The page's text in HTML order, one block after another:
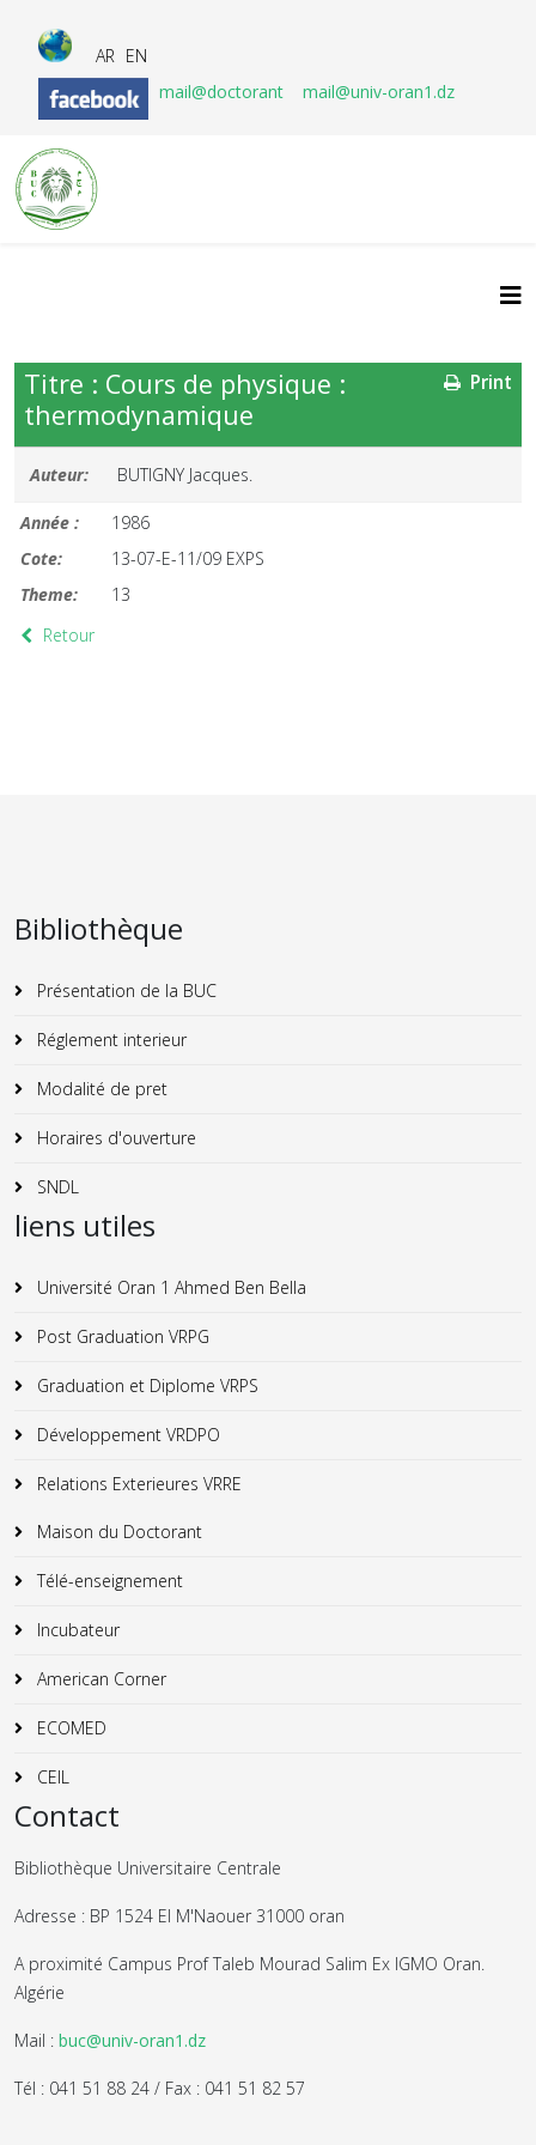
AR EN
mail@doctorant
mail@univ-oran1.dz
Print
Titre : Cours de physique :
thermodynamique
Auteur: BUTIGNY Jacques.
Année :
1986
Cote:
13-07-E-11/09 EXPS
Theme:
13
Retour
Bibliothèque
Présentation de la BUC
Réglement interieur
Modalité de pret
Horaires d'ouverture
SNDL
liens utiles
Université Oran 1 Ahmed Ben Bella
Post Graduation VRPG
Graduation et Diplome VRPS
Développement VRDPO
Relations Exterieures VRRE
Maison du Doctorant
Télé-enseignement
Incubateur
American Corner
ECOMED
CEIL
Contact
Bibliothèque Universitaire Centrale
Adresse : BP 1524 El M'Naouer 31000 oran
A proximité Campus Prof Taleb Mourad Salim Ex IGMO Oran.
Algérie
Mail : buc@univ-oran1.dz
Tél : 041 51 88 24 / Fax : 041 51 82 57